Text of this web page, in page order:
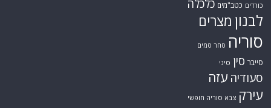
כורדים כטב"מים כלכלה
לבנון מצרים
סוריה סחר סמים
סייבר סין סיני
סעודיה עזה
עירק צבא סוריה חופשי